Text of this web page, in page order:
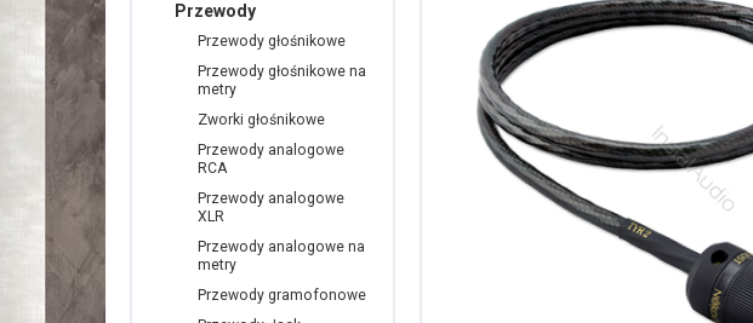
Przewody
Przewody głośnikowe
Przewody głośnikowe na
metry
Zworki głośnikowe
Przewody analogowe
RCA
Przewody analogowe
XLR
Przewody analogowe na
metry
Przewody gramofonowe